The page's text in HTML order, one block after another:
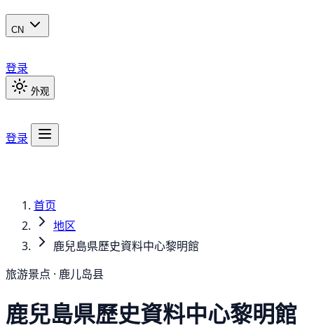
CN
登录
外观
登录
首页
地区
鹿兒島県歷史資料中心黎明館
旅游景点 · 鹿儿岛县
鹿兒島県歷史資料中心黎明館